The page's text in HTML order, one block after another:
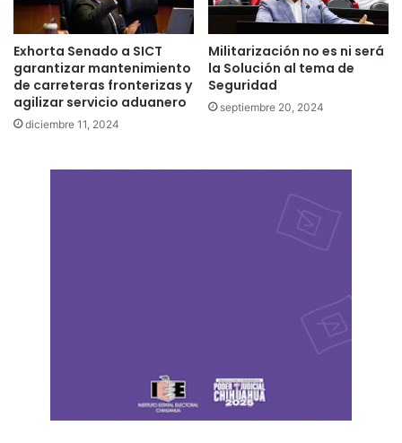
Exhorta Senado a SICT
garantizar mantenimiento
de carreteras fronterizas y
agilizar servicio aduanero
diciembre 11, 2024
Militarización no es ni será
la Solución al tema de
Seguridad
septiembre 20, 2024